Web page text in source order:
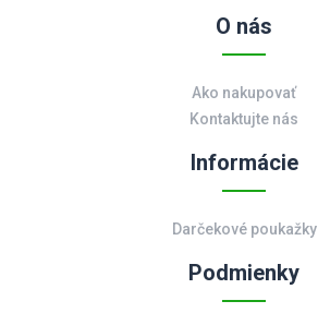
O nás
Ako nakupovať
Kontaktujte nás
Informácie
Darčekové poukažky
Podmienky